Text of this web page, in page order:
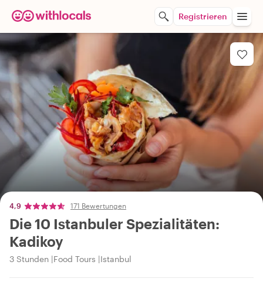
Registrieren
4,9 171 Bewertungen
Die 10 Istanbuler Spezialitäten:
Kadikoy
3 Stunden Food Tours Istanbul